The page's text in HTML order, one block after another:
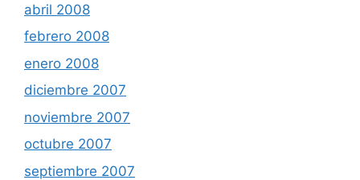
abril 2008
febrero 2008
enero 2008
diciembre 2007
noviembre 2007
octubre 2007
septiembre 2007